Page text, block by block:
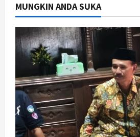
4
Jogja
TAPM
Pendamping
untuk
dan
Agustus 5, 2026
5
Nasional
Kasus Eks
Adriansyah
Pengamat
Kejaksaan
MUNGKIN ANDA SUKA